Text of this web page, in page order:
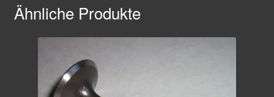
Ähnliche Produkte